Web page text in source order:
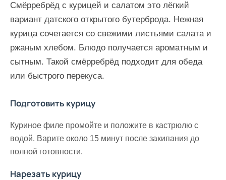
Смёрребрёд с курицей и салатом это лёгкий
вариант датского открытого бутерброда. Нежная
курица сочетается со свежими листьями салата и
ржаным хлебом. Блюдо получается ароматным и
сытным. Такой смёрребрёд подходит для обеда
или быстрого перекуса.
Подготовить курицу
Куриное филе промойте и положите в кастрюлю с
водой. Варите около 15 минут после закипания до
полной готовности.
Нарезать курицу